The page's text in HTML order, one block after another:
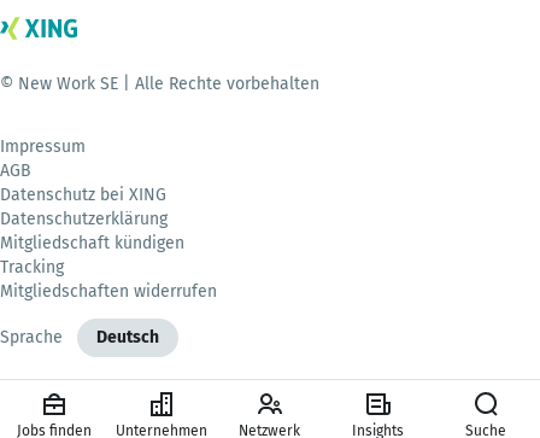
© New Work SE | Alle Rechte vorbehalten
Impressum
AGB
Datenschutz bei XING
Datenschutzerklärung
Mitgliedschaft kündigen
Tracking
Mitgliedschaften widerrufen
Sprache Deutsch
Jobs finden Unternehmen Netzwerk Insights Suche